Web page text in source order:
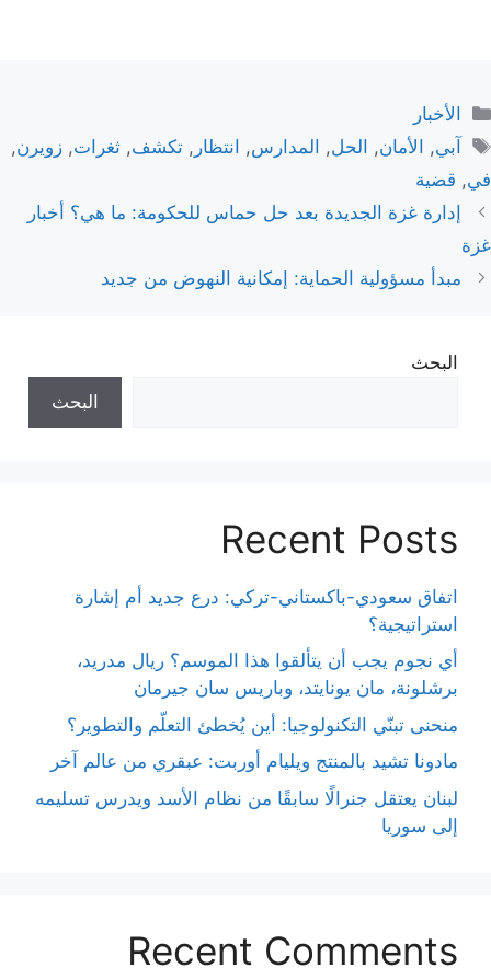
التصنيفات
الأخبار
الوسوم
آبي, الأمان, الحل, المدارس, انتظار ,تكشف,ثغرات,زويرن,
في, قضية
إدارة غزة الجديدة بعد حل حماس للحكومة: ما هي؟ أخبار
غزة
مبدأ مسؤولية الحماية: إمكانية النهوض من جديد
البحث
البحث
Recent Posts
اتفاق سعودي-باكستاني-تركي: درع جديد أم إشارة
استراتيجية؟
أي نجوم يجب أن يتألقوا هذا الموسم؟ ريال مدريد،
برشلونة، مان يونايتد، وباريس سان جيرمان
منحنى تبنّي التكنولوجيا: أين يُخطئ التعلّم والتطوير؟
مادونا تشيد بالمنتج ويليام أوربت: عبقري من عالم آخر
لبنان يعتقل جنرالًا سابقًا من نظام الأسد ويدرس تسليمه
إلى سوريا
Recent Comments